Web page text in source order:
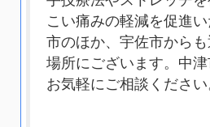
こい痛みの軽減を促進
市のほか、宇佐市から
場所にございます。中
お気軽にご相談ください